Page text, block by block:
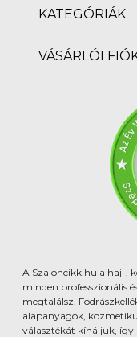
KATEGÓRIÁK
VÁSÁRLÓI
A Szaloncikk.hu a haj-,
minden professzionális
megtalálsz.
alapanyagok,
választékát kínáljuk, így